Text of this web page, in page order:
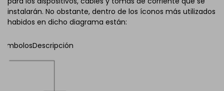
instalarán. No obstante, dentro de los íconos más utilizados
habidos en dicho diagrama están:
SímbolosDescripción